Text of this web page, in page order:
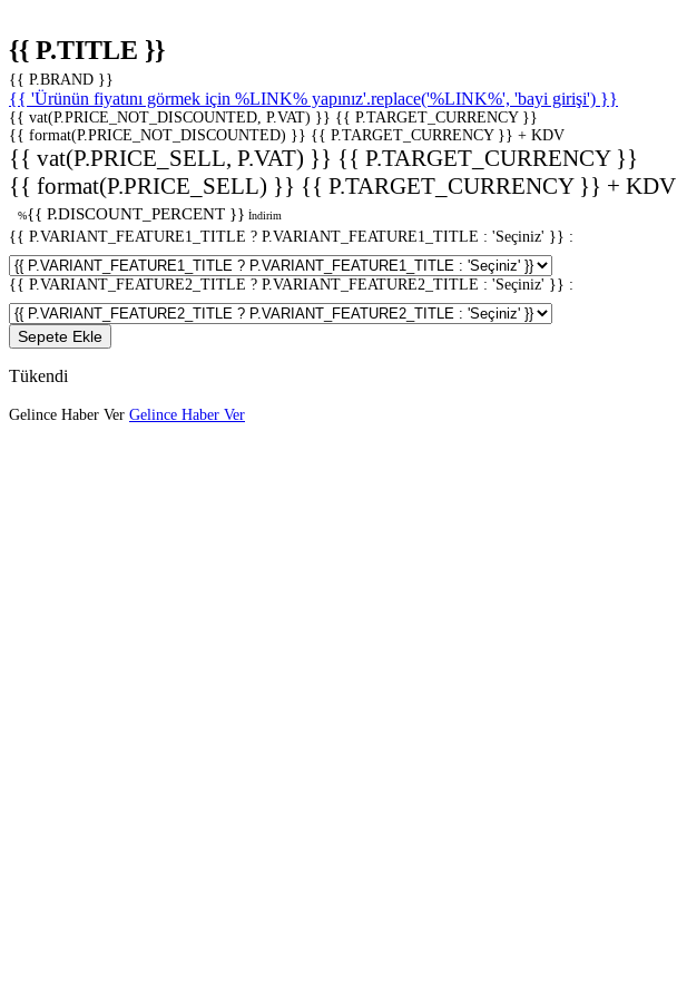
{{ P.TITLE }}
{{ P.BRAND }}
{{ 'Ürünün fiyatını görmek için %LINK% yapınız'.replace('%LINK%', 'bayi girişi') }}
{{ vat(P.PRICE_NOT_DISCOUNTED, P.VAT) }} {{ P.TARGET_CURRENCY }}
{{ format(P.PRICE_NOT_DISCOUNTED) }} {{ P.TARGET_CURRENCY }} + KDV
{{ vat(P.PRICE_SELL, P.VAT) }} {{ P.TARGET_CURRENCY }}
{{ format(P.PRICE_SELL) }} {{ P.TARGET_CURRENCY }} + KDV
%{{ P.DISCOUNT_PERCENT }} İndirim
{{ P.VARIANT_FEATURE1_TITLE ? P.VARIANT_FEATURE1_TITLE : 'Seçiniz' }} :
{{ P.VARIANT_FEATURE2_TITLE ? P.VARIANT_FEATURE2_TITLE : 'Seçiniz' }} :
Sepete Ekle
Tükendi
Gelince Haber Ver Gelince Haber Ver